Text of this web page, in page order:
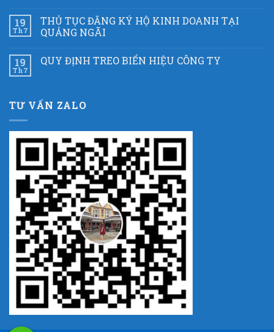
19
Th7
THỦ TỤC ĐĂNG KÝ HỘ KINH DOANH TẠI
QUẢNG NGÃI
19
Th7
QUY ĐỊNH TREO BIỂN HIỆU CÔNG TY
TƯ VẤN ZALO